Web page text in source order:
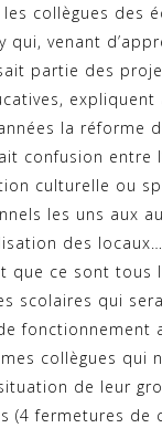
collègues des
qui, venant
partie des
expliquent
la réforme
confusion entre
culturelle ou
les uns aux
des
que ce sont tous
scolaires qui
fonctionnement
collègues qui
de leur
(4 fermetures de